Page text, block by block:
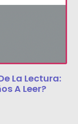
La Lectura:
A Leer?